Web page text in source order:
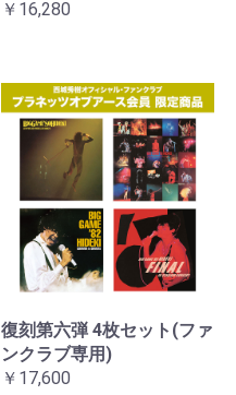
￥16,280
復刻第六弾 4枚セット(ファ
ンクラブ専用)
￥17,600